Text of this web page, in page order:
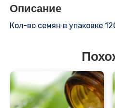
Описание
Кол-во семян в упаковке